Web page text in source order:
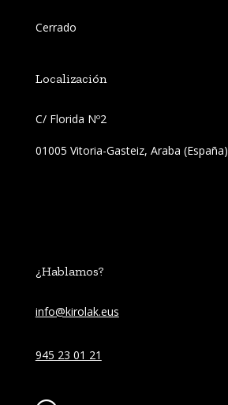
Cerrado
Localización
C/ Florida Nº2
01005 Vitoria-Gasteiz, Araba (España)
¿Hablamos?
info@kirolak.eus
945 23 01 21